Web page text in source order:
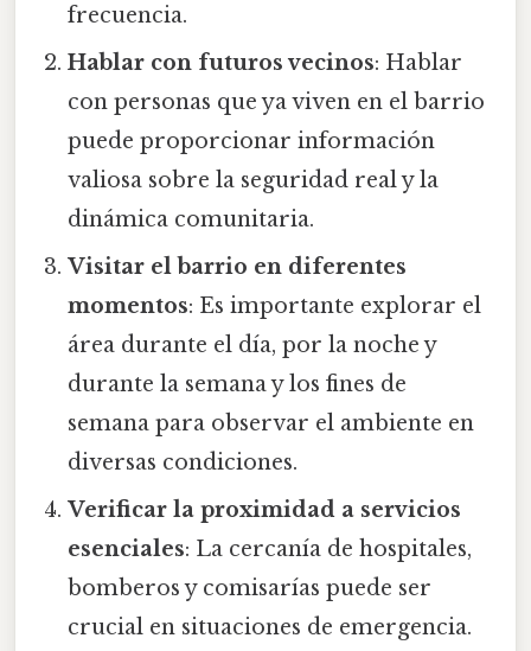
frecuencia.
Hablar con futuros vecinos: Hablar
con personas que ya viven en el barrio
puede proporcionar información
valiosa sobre la seguridad real y la
dinámica comunitaria.
Visitar el barrio en diferentes
momentos: Es importante explorar el
área durante el día, por la noche y
durante la semana y los fines de
semana para observar el ambiente en
diversas condiciones.
Verificar la proximidad a servicios
esenciales: La cercanía de hospitales,
bomberos y comisarías puede ser
crucial en situaciones de emergencia.